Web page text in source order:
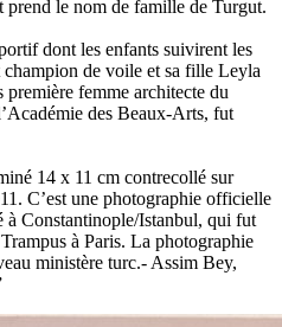
prend le nom de famille de Turgut.
dont les enfants suivirent les
de voile et sa fille Leyla
femme architecte du
des Beaux-Arts, fut
14 x 11 cm contrecollé sur
C’est une photographie officielle
à Constantinople/Istanbul, qui fut
à Paris. La photographie
ministère turc.- Assim Bey,